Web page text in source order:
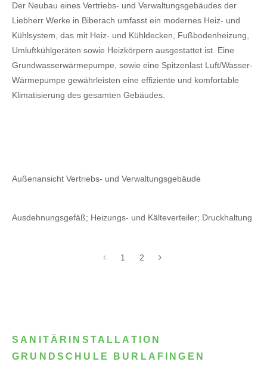
Der Neubau eines Vertriebs- und Verwaltungsgebäudes der
Liebherr Werke in Biberach umfasst ein modernes Heiz- und
Kühlsystem, das mit Heiz- und Kühldecken, Fußbodenheizung,
Umluftkühlgeräten sowie Heizkörpern ausgestattet ist. Eine
Grundwasserwärmepumpe, sowie eine Spitzenlast Luft/Wasser-
Wärmepumpe gewährleisten eine effiziente und komfortable
Klimatisierung des gesamten Gebäudes.
Außenansicht Vertriebs- und Verwaltungsgebäude
Ausdehnungsgefäß; Heizungs- und Kälteverteiler; Druckhaltung
1 2
SANITÄRINSTALLATION
GRUNDSCHULE BURLAFINGEN